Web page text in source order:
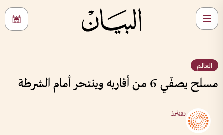
العالم
مسلح يصفّي 6 من أقاربه وينتحر أمام الشرطة
رويترز